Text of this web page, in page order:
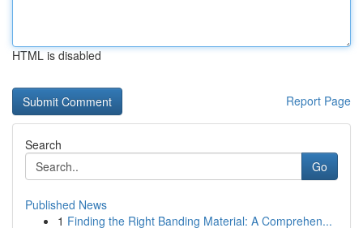
HTML is disabled
Report Page
Search
Go
Published News
1 Finding the Right Banding Material: A Comprehen...